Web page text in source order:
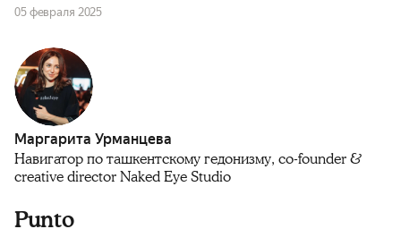
05 февраля 2025
Маргарита Урманцева
Навигатор по ташкентскому гедонизму, co-founder &
creative director Naked Eye Studio
Punto